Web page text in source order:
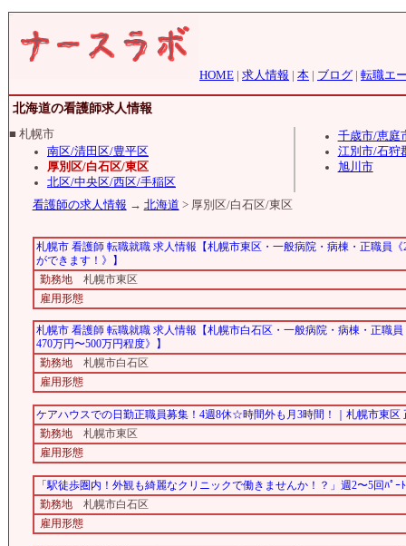
HOME | 求人情報 | 本 | ブログ | 転職エ
北海道の看護師求人情報
■ 札幌市
南区/清田区/豊平区
厚別区/白石区/東区
北区/中央区/西区/手稲区
千歳市/恵庭
江別市/石狩
旭川市
看護師の求人情報 → 北海道 > 厚別区/白石区/東区
札幌市 看護師 転職就職 求人情報【札幌市東区・一般病院・病棟・正職員
ができます！》】
勤務地
札幌市東区
雇用形態
札幌市 看護師 転職就職 求人情報【札幌市白石区・一般病院・病棟・正職
470万円〜500万円程度》】
勤務地
札幌市白石区
雇用形態
ケアハウスでの日勤正職員募集！4週8休☆時間外も月3時間！｜札幌市東区
勤務地
札幌市東区
雇用形態
「駅徒歩圏内！外観も綺麗なクリニックで働きませんか！？」週2〜5回ﾊ
勤務地
札幌市白石区
雇用形態